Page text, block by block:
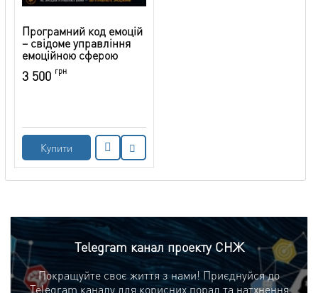
Програмний код емоцій
– свідоме управління
емоційною сферою
3 500 грн
Купити
Telegram канал проекту СНЖ
Покращуйте своє життя з нами! Приєднуйся до
Telegram каналу для корисних порад та натхнення